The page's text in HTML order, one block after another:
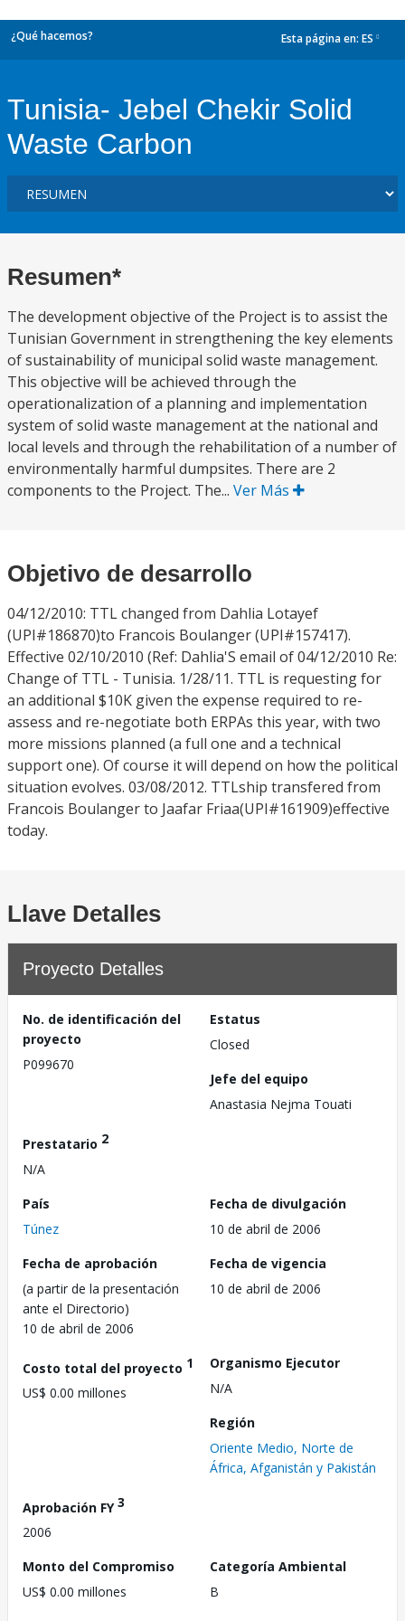
¿Qué hacemos? Esta página en: ES
Tunisia- Jebel Chekir Solid
Waste Carbon
Resumen*
The development objective of the Project is to assist the
Tunisian Government in strengthening the key elements
of sustainability of municipal solid waste management.
This objective will be achieved through the
operationalization of a planning and implementation
system of solid waste management at the national and
local levels and through the rehabilitation of a number of
environmentally harmful dumpsites. There are 2
components to the Project. The... Ver Más
Objetivo de desarrollo
04/12/2010: TTL changed from Dahlia Lotayef
(UPI#186870)to Francois Boulanger (UPI#157417).
Effective 02/10/2010 (Ref: Dahlia'S email of 04/12/2010 Re:
Change of TTL - Tunisia. 1/28/11. TTL is requesting for
an additional $10K given the expense required to re-
assess and re-negotiate both ERPAs this year, with two
more missions planned (a full one and a technical
support one). Of course it will depend on how the political
situation evolves. 03/08/2012. TTLship transfered from
Francois Boulanger to Jaafar Friaa(UPI#161909)effective
today.
Llave Detalles
Proyecto Detalles
No. de identificación del
proyecto
P099670
Estatus
Closed
Jefe del equipo
Anastasia Nejma Touati
Prestatario 2
N/A
País
Túnez
Fecha de divulgación
10 de abril de 2006
Fecha de aprobación
(a partir de la presentación
ante el Directorio)
10 de abril de 2006
Fecha de vigencia
10 de abril de 2006
Costo total del proyecto 1
US$ 0.00 millones
Organismo Ejecutor
N/A
Región
Oriente Medio, Norte de
África, Afganistán y Pakistán
Aprobación FY3
2006
Monto del Compromiso
US$ 0.00 millones
Categoría Ambiental
B